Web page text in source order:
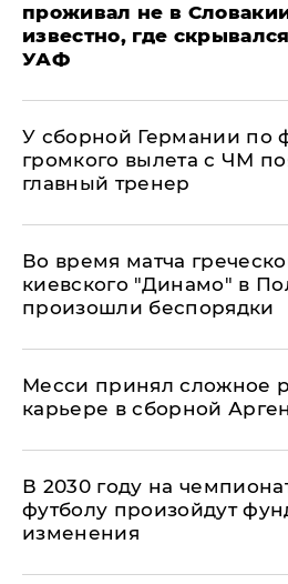
проживал не в
известно, где
УАФ
У сборной Германии по
громкого вылета с ЧМ
главный тренер
Во время матча
киевского "Динамо" в
произошли беспорядки
Месси принял сложное
карьере в сборной
В 2030 году на
футболу произойдут
изменения